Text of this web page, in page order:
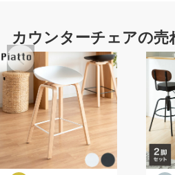
カウンターチェアの